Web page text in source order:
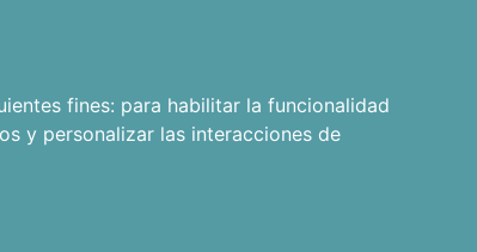
fines: para habilitar la funcionalidad
y personalizar las interacciones de